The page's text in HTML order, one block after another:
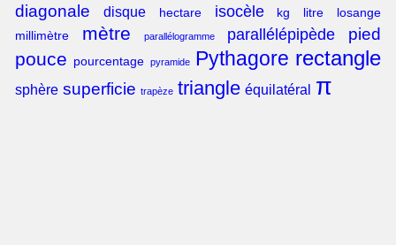
diagonale disque hectare isocèle kg litre
losange
millimètre
mètre parallélogramme parallélépipède pied
pouce pourcentage pyramide Pythagore rectangle
sphère superficie trapèze triangle équilatéral π